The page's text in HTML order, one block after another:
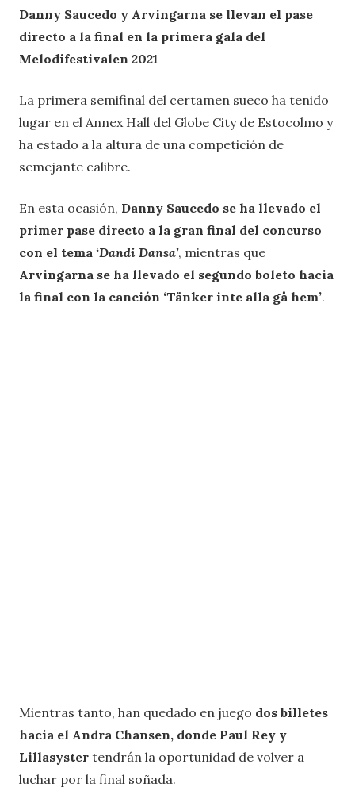
Danny Saucedo y Arvingarna se llevan el pase
directo a la final en la primera gala del
Melodifestivalen 2021
La primera semifinal del certamen sueco ha tenido
lugar en el Annex Hall del Globe City de Estocolmo y
ha estado a la altura de una competición de
semejante calibre.
En esta ocasión, Danny Saucedo se ha llevado el
primer pase directo a la gran final del concurso
con el tema ‘Dandi Dansa’, mientras que
Arvingarna se ha llevado el segundo boleto hacia
la final con la canción ‘Tänker inte alla gå hem’.
Mientras tanto, han quedado en juego dos billetes
hacia el Andra Chansen, donde Paul Rey y
Lillasyster tendrán la oportunidad de volver a
luchar por la final soñada.